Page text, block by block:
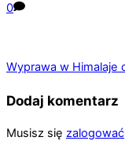
0
Wyprawa w Himalaje
Dodaj komentarz
Musisz się zalogować